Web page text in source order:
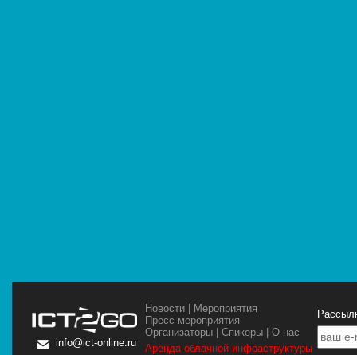
info@ict-online.ru
Новости | Мероприятия
Пресс-мероприятия
Организаторы |Спикеры |О нас
Аренда облачной инфраструктуры